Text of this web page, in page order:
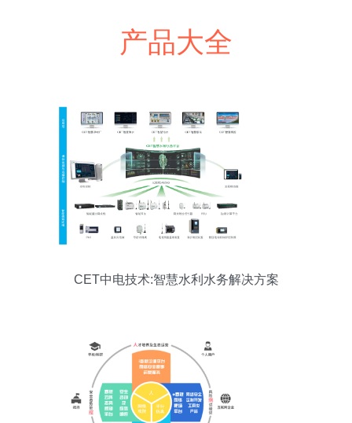
产品大全
CET中电技术:智慧水利水务解决方案